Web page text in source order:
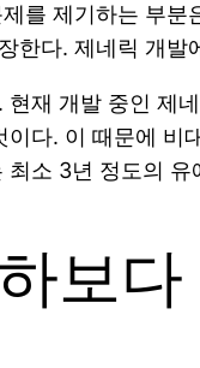
를 제기하는 부
한다. 제네릭 개
현재 개발 중인 제
이다. 이 때문에 비
최소 3년 정도의
보